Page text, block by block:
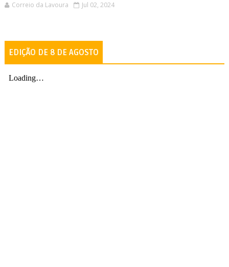
Correio da Lavoura Jul 02, 2024
EDIÇÃO DE 8 DE AGOSTO